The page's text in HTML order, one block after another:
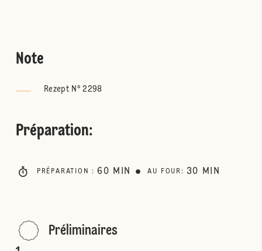
Note
Rezept N° 2298
Préparation:
PRÉPARATION : 60 MIN AU FOUR : 30 MIN
Préliminaires